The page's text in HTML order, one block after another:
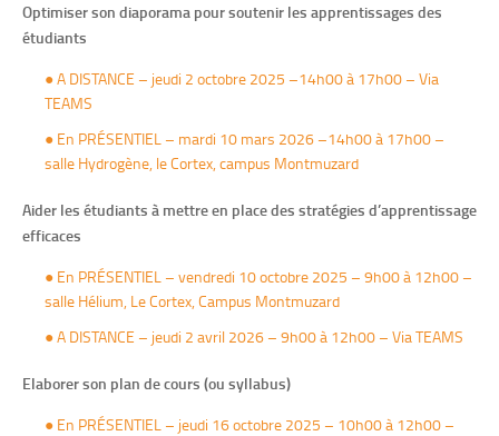
Optimiser son diaporama pour soutenir les apprentissages des
étudiants
●A DISTANCE – jeudi 2 octobre 2025 –14h00 à 17h00 – Via
TEAMS
● En PRÉSENTIEL – mardi 10 mars 2026 –14h00 à 17h00 –
salle Hydrogène, le Cortex, campus Montmuzard
Aider les étudiants à mettre en place des stratégies d’apprentissage
efficaces
● En PRÉSENTIEL – vendredi 10 octobre 2025 – 9h00 à 12h00 –
salle Hélium, Le Cortex, Campus Montmuzard
●A DISTANCE – jeudi 2 avril 2026 – 9h00 à 12h00 – Via TEAMS
Elaborer son plan de cours (ou syllabus)
● En PRÉSENTIEL – jeudi 16 octobre 2025 – 10h00 à 12h00 –